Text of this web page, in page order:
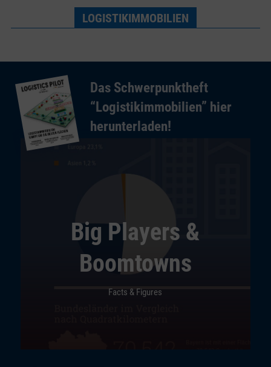
LOGISTIKIMMOBILIEN
Das Schwerpunktheft
“Logistikimmobilien” hier
herunterladen!
Big Players &
Boomtowns
Facts & Figures